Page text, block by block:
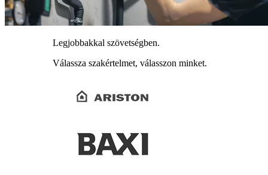
Legjobbakkal szövetségben.
Válassza szakértelmet, válasszon minket.